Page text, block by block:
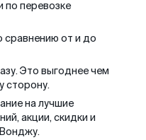
по перевозке
сравнению от и до
Это выгоднее чем
сторону.
на лучшие
акции, скидки и